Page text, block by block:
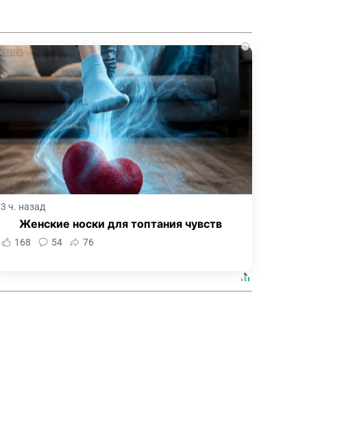
i
3 ч. назад
Женские носки для топтания чувств
168 54 76